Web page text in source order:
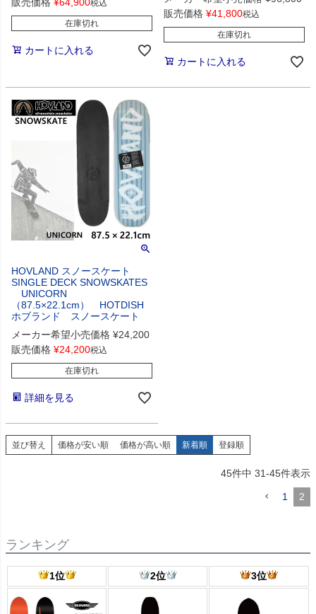
税込
在庫切れ
カートに入れる
販売価格 ¥41,800税込
在庫切れ
カートに入れる
HOVLAND スノースケート
SINGLE DECK SNOWSKATES
UNICORN
（87.5×22.1cm） HOTDISH
ホブランド スノースケート
メーカー希望小売価格 ¥24,200
販売価格 ¥24,200税込
在庫切れ
詳細を見る
並び替え 価格が安い順 価格が高い順 新着順 登録順
45件中 31-45件表示
1 2
ランキング
1位 2位 3位